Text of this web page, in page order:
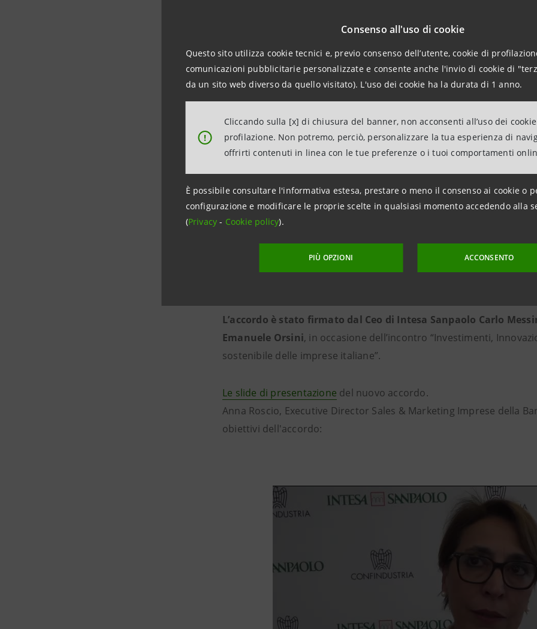
Consenso all'uso di cookie
Questo sito utilizza cookie tecnici e, previo consenso dell’utente, cookie di
comunicazioni pubblicitarie personalizzate e consente anche l'invio di cookie di
da un sito web diverso da quello visitato). L'uso dei cookie ha la durata di 1 anno.
!
Cliccando sulla [x] di chiusura del banner, non acconsenti all’uso dei
profilazione. Non potremo, perciò, personalizzare la tua esperienza di
offrirti contenuti in linea con le tue preferenze o i tuoi comportamenti
È possibile consultare l'informativa estesa, prestare o meno il consenso ai cookie o
configurazione e modificare le proprie scelte in qualsiasi momento accedendo alla
(Privacy- Cookie policy).
PIÙ OPZIONI ACCONSENTO
i processi di trasformazione sostenibile in linea con il Piano
gli investimenti in nuovi modelli produttivi evoluti ad alto
Robotica, Intelligenza Artificiale e Scienze della Vita
l’accelerazione della transizione sostenibile, dell’economia
tecnologico
piano per l’Abitare Sostenibile, per favorire la mobilità e
I contenuti e gli strumenti strategici dell’accordo saranno
associati di Confindustria con iniziative dedicate che
L’accordo è stato firmato dal Ceo di Intesa Sanpaolo Carlo
Emanuele Orsini, in occasione dell’incontro “Investimenti,
sostenibile delle imprese italiane”.
Le slide di presentazione del nuovo accordo.
Anna Roscio, Executive Director Sales & Marketing Imprese della
obiettivi dell'accordo: